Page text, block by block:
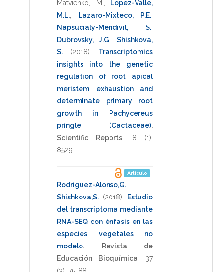
Matvienko, M.
Lopez-Valle,
M.L.
Lazaro-Mixteco, P.E.
Napsucialy-Mendivil, S.
Dubrovsky, J.G., Shishkova,
S.
(2018)
Transcriptomics
insights into the genetic
regulation of root apical
meristem exhaustion and
determinate primary root
growth in Pachycereus
pringlei (Cactaceae).
Scientific Reports
8 (1),
8529
Artículo
Rodriguez-Alonso,G.
Shishkova,S. (2018)
Estudio
del transcriptoma mediante
RNA-SEQ con énfasis en las
especies vegetales no
modelo.
Revista de
Educación Bioquímica
37
(3), 75-88